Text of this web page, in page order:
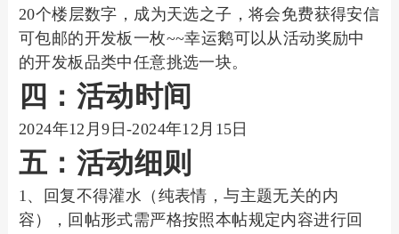
20个楼层数字，成为天选之子，将会免费获得安信
可包邮的开发板一枚~~幸运鹅可以从活动奖励中
的开发板品类中任意挑选一块。
四：活动时间
2024年12月9日-2024年12月15日
五：活动细则
1、回复不得灌水（纯表情，与主题无关的内
容），回帖形式需严格按照本帖规定内容进行回